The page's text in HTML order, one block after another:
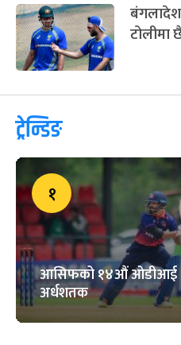
टोलीमा
ट्रेन्डिङ
१
आसिफको १४औं ओडीआई
अर्धशतक